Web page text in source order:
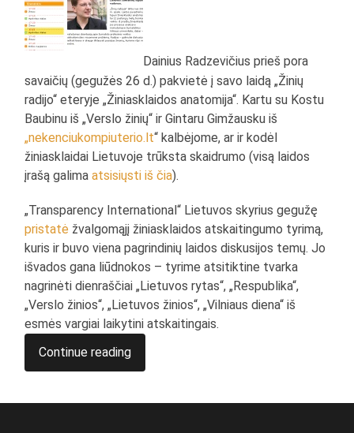
Dainius Radzevičius prieš pora
savaičių (gegužės 26 d.) pakvietė į savo laidą „Žinių
radijo“ eteryje „Žiniasklaidos anatomija“. Kartu su Kostu
Baubinu iš „Verslo žinių“ ir Gintaru Gimžausku iš
„nekenciukompiuterio.lt“ kalbėjome, ar ir kodėl
žiniasklaidai Lietuvoje trūksta skaidrumo (visą laidos
įrašą galimaatsisiųsti iš čia).
„Transparency International“ Lietuvos skyrius gegužę
pristatė žvalgomąjį žiniasklaidos atskaitingumo tyrimą,
kuris ir buvo viena pagrindinių laidos diskusijos temų. Jo
išvados gana liūdnokos – tyrime atsitiktine tvarka
nagrinėti dienraščiai „Lietuvos rytas“, „Respublika“,
„Verslo žinios“, „Lietuvos žinios“, „Vilniaus diena“ iš
esmės vargiai laikytini atskaitingais.
Continue reading